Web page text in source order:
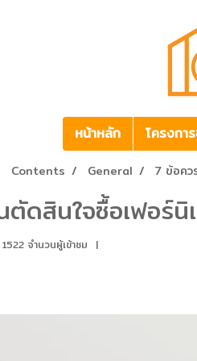
หน้าหลัก โครงกา
Contents General 7 ข้อคว
ดสินใจซื้อเฟอร์นิ
1522 จำนวนผู้เข้าชม |